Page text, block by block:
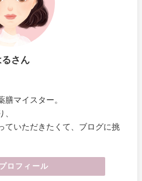
るさん
膳マイスター。
、
ていただきたくて、ブログに挑
ロフィール